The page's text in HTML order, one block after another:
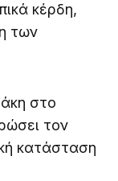
κέρδη,
των
στο
τον
κατάσταση